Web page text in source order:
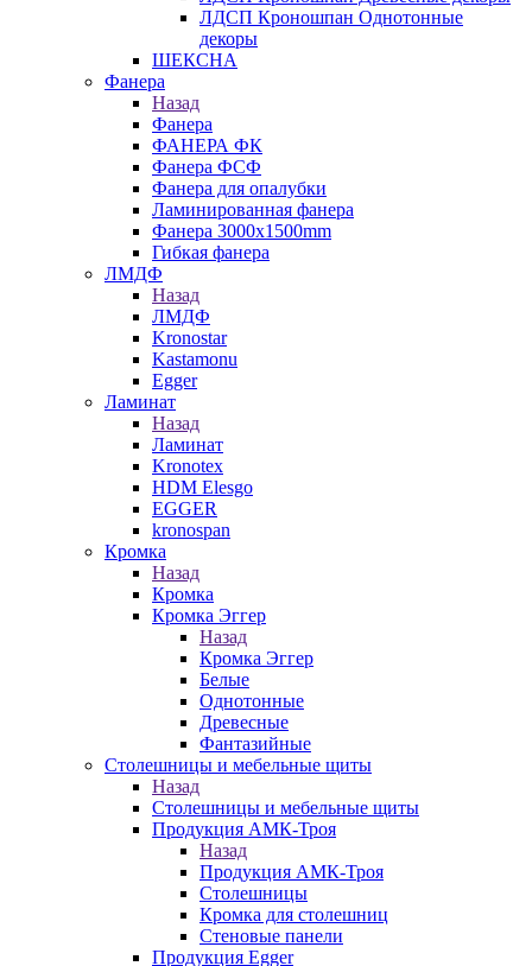
ЛДСП Кроношпан Однотонные
декоры
ШЕКСНА
Фанера
Назад
Фанера
ФАНЕРА ФК
Фанера ФСФ
Фанера для опалубки
Ламинированная фанера
Фанера 3000х1500mm
Гибкая фанера
ЛМДФ
Назад
ЛМДФ
Kronostar
Kastamonu
Egger
Ламинат
Назад
Ламинат
Kronotex
HDM Elesgo
EGGER
kronospan
Кромка
Назад
Кромка
Кромка Эггер
Назад
Кромка Эггер
Белые
Однотонные
Древесные
Фантазийные
Столешницы и мебельные щиты
Назад
Столешницы и мебельные щиты
Продукция АМК-Троя
Назад
Продукция АМК-Троя
Столешницы
Кромка для столешниц
Стеновые панели
Продукция Egger